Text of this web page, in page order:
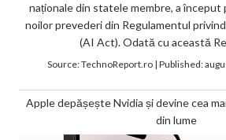
naționale din statele membre, a început
noilor prevederi din Regulamentul
(AI Act). Odată cu această
Source:TechnoReport.ro| Published:
Apple depășește Nvidia și devine cea
din lume